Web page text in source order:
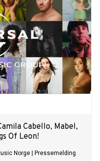
Cabello, Mabel,
Of Leon!
Norge Pressemelding